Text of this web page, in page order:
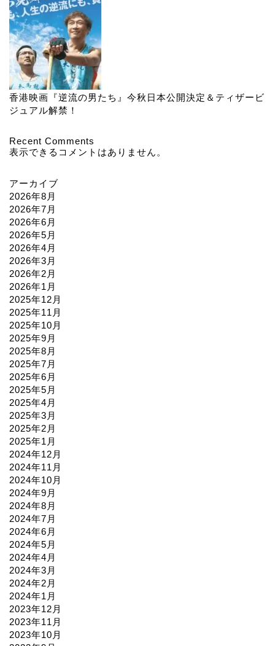
香港映画『逆流の男たち』今秋日本公開決定＆ティザービ
ジュアル解禁！
Recent Comments
表示できるコメントはありません。
アーカイブ
2026年8月
2026年7月
2026年6月
2026年5月
2026年4月
2026年3月
2026年2月
2026年1月
2025年12月
2025年11月
2025年10月
2025年9月
2025年8月
2025年7月
2025年6月
2025年5月
2025年4月
2025年3月
2025年2月
2025年1月
2024年12月
2024年11月
2024年10月
2024年9月
2024年8月
2024年7月
2024年6月
2024年5月
2024年4月
2024年3月
2024年2月
2024年1月
2023年12月
2023年11月
2023年10月